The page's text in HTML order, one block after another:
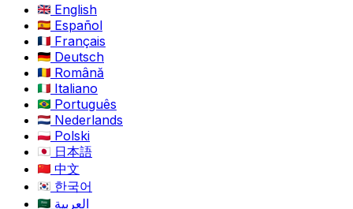
English
Español
Français
Deutsch
Română
Italiano
Português
Nederlands
Polski
日本語
中文
한국어
العربية